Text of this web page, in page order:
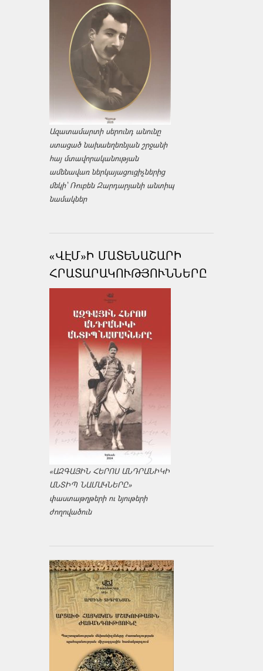
Ազատամարտի սերունդ անունը
ստացած նախաեղեռնյան շրջանի
հայ մտավորականության
ամենավառ ներկայացուցիչներից
մեկի՝ Ռուբեն Զարդարյանի անտիպ
նամակներ
«ՎԷՄ»Ի ՄԱՏԵՆԱՇԱՐԻ
ՀՐԱՏԱՐԱԿՈՒԹՅՈՒՆՆԵՐԸ
«ԱԶԳԱՅԻՆ ՀԵՐՈՍ ԱՆԴՐԱՆԻԿԻ
ԱՆՏԻՊ ՆԱՄԱԿՆԵՐԸ»
փաստաթղթերի ու նյութերի
ժողովածուն